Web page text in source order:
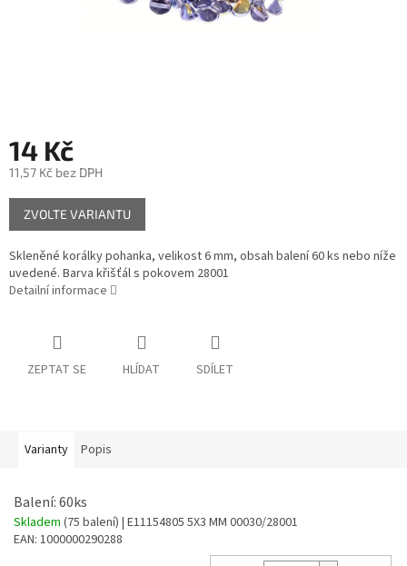
14 Kč
11,57 Kč bez DPH
Měrná
cena:
ZVOLTE VARIANTU
Skleněné korálky pohanka, velikost 6 mm, obsah balení 60 ks nebo níže
uvedené. Barva křišťál s pokovem 28001
Detailní informace
ZEPTAT SE HLÍDAT SDÍLET
Varianty Popis
Balení: 60ks
Skladem (75 balení) | E11154805 5X3 MM 00030/28001
EAN: 1000000290288